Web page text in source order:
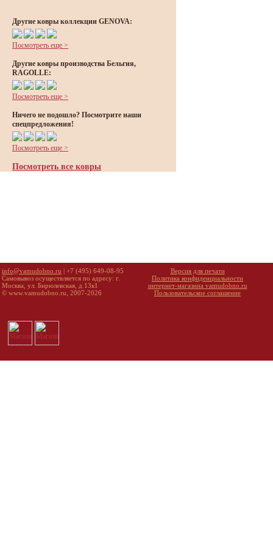
Другие ковры коллекции GENOVA:
Посмотреть еще >
Другие ковры производства Бельгия,
RAGOLLE:
Посмотреть еще >
Ничего не подошло? Посмотрите наши
спецпредложения!
Посмотреть еще >
Посмотреть все ковры
info@vamudobno.ru | +7 (495) 649-08-95
Самовывоз осуществляется по адресу: г.
Москва, ул. Бирюлевская, д.13к1
© www.vamudobno.ru, 2007-2026
Версия для печати
Политика конфиденциальности
интернет-магазина vamudobno.ru
Пользовательское соглашение